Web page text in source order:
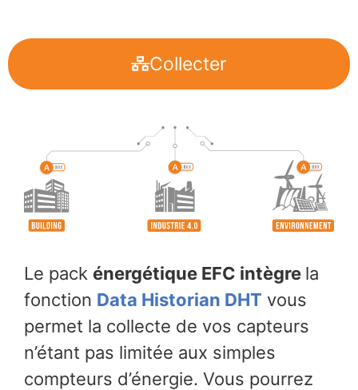
Collecter
Le pack énergétique EFC intègre la
fonction Data Historian DHT vous
permet la collecte de vos capteurs
n’étant pas limitée aux simples
compteurs d’énergie. Vous pourrez